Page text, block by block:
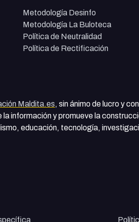
Metodología Desinfo
Metodología La Buloteca
Política de Neutralidad
Política de Rectificación
Maldita.es, sin ánimo de lucro y
información y promueve la
educación, tecnología,